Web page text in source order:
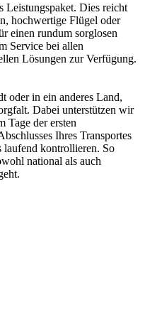
Leistungspaket. Dies reicht
hochwertige Flügel oder
einen rundum sorglosen
Service bei allen
Lösungen zur Verfügung.
oder in ein anderes Land,
Dabei unterstützen wir
Tage der ersten
Ihres Transportes
laufend kontrollieren. So
national als auch